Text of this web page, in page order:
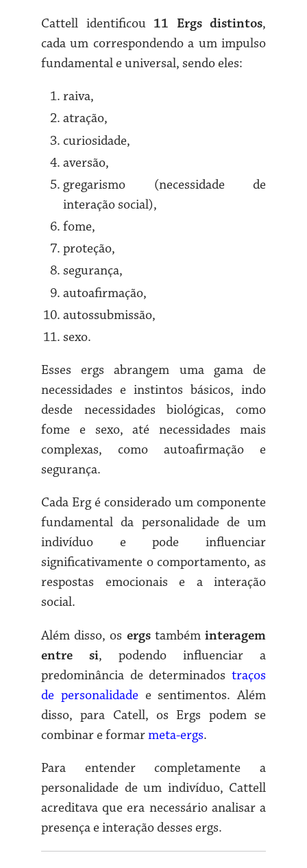
Cattell identificou 11 Ergs distintos,
cada um correspondendo a um impulso
fundamental e universal, sendo eles:
raiva,
atração,
curiosidade,
aversão,
gregarismo (necessidade de
interação social),
fome,
proteção,
segurança,
autoafirmação,
autossubmissão,
sexo.
Esses ergs abrangem uma gama de
necessidades e instintos básicos, indo
desde necessidades biológicas, como
fome e sexo, até necessidades mais
complexas, como autoafirmação e
segurança.
Cada Erg é considerado um componente
fundamental da personalidade de um
indivíduo e pode influenciar
significativamente o comportamento, as
respostas emocionais e a interação
social.
Além disso, os ergstambéminteragem
entre si, podendo influenciar a
predominância de determinados traços
de personalidadee sentimentos. Além
disso, para Catell, os Ergs podem se
combinar e formarmeta-ergs.
Para entender completamente a
personalidade de um indivíduo, Cattell
acreditava que era necessário analisar a
presença e interação desses ergs.